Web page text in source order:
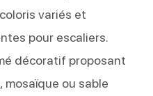
variés et
pour escaliers.
décoratif proposant
ou sable